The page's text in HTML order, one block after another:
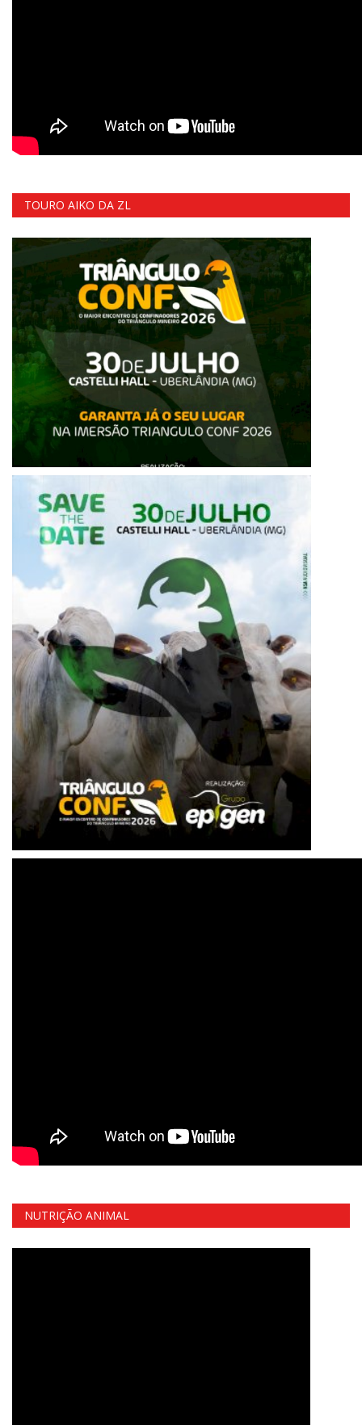
TOURO AIKO DA ZL
NUTRIÇÃO ANIMAL